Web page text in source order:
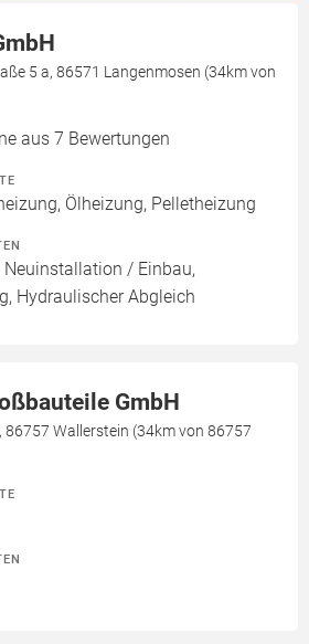
5 a, 86571 Langenmosen (34km von
aus 7 Bewertungen
Ölheizung, Pelletheizung
Neuinstallation / Einbau,
Hydraulischer Abgleich
GmbH
86757 Wallerstein (34km von 86757